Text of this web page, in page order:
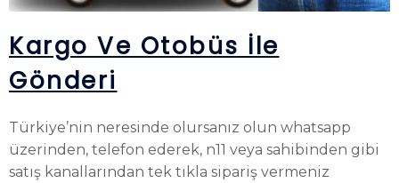
Kargo Ve Otobüs İle
Gönderi
Türkiye’nin neresinde olursanız olun whatsapp
üzerinden, telefon ederek, n11 veya sahibinden gibi
satış kanallarından tek tıkla sipariş vermeniz